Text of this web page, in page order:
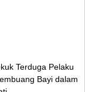
Terduga Pelaku
Bayi dalam